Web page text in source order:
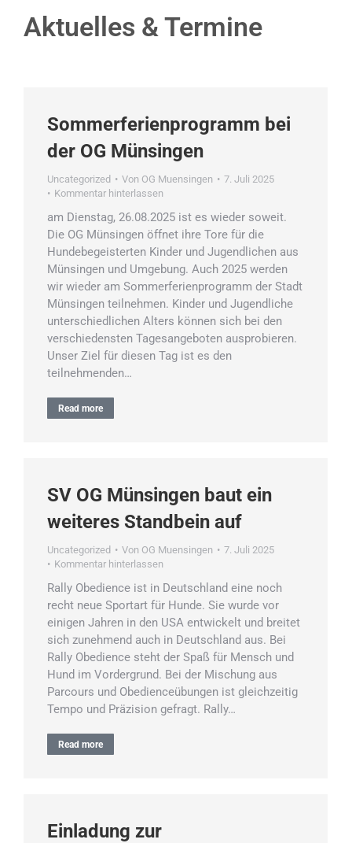
Aktuelles & Termine
Sommerferienprogramm bei
der OG Münsingen
Uncategorized Von OG Muensingen
7. Juli 2025
Kommentar hinterlassen
am Dienstag, 26.08.2025 ist es wieder soweit.
Die OG Münsingen öffnet ihre Tore für die
Hundebegeisterten Kinder und Jugendlichen aus
Münsingen und Umgebung. Auch 2025 werden
wir wieder am Sommerferienprogramm der Stadt
Münsingen teilnehmen. Kinder und Jugendliche
unterschiedlichen Alters können sich bei den
verschiedensten Tagesangeboten ausprobieren.
Unser Ziel für diesen Tag ist es den
teilnehmenden…
Read more
SV OG Münsingen baut ein
weiteres Standbein auf
Uncategorized Von OG Muensingen
7. Juli 2025
Kommentar hinterlassen
Rally Obedience ist in Deutschland eine noch
recht neue Sportart für Hunde. Sie wurde vor
einigen Jahren in den USA entwickelt und breitet
sich zunehmend auch in Deutschland aus. Bei
Rally Obedience steht der Spaß für Mensch und
Hund im Vordergrund. Bei der Mischung aus
Parcours und Obedienceübungen ist gleichzeitig
Tempo und Präzision gefragt. Rally…
Read more
Einladung zur